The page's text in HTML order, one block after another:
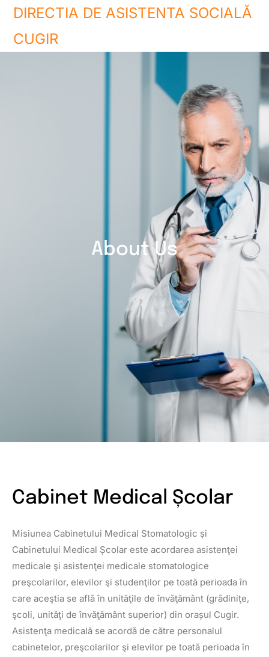
DIRECTIA DE ASISTENTA SOCIALĂ
CUGIR
About Us
Cabinet Medical Școlar
Misiunea Cabinetului Medical Stomatologic și
Cabinetului Medical Școlar este acordarea asistenţei
medicale şi asistenţei medicale stomatologice
preşcolarilor, elevilor şi studenţilor pe toată perioada în
care aceştia se află în unităţile de învăţământ (grădiniţe,
şcoli, unităţi de învăţământ superior) din orașul Cugir.
Asistenţa medicală se acordă de către personalul
cabinetelor, preşcolarilor şi elevilor pe toată perioada în